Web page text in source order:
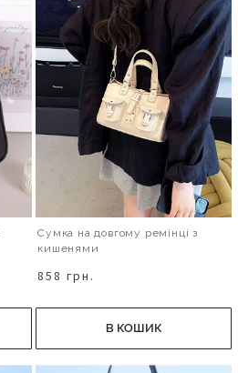
Сумка на довгому ремінці з
кишенями
858 грн.
В КОШИК